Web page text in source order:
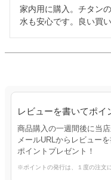
家内用に購入。チタン
水も安心です。良い買い
レビューを書いてポイ
商品購入の一週間後に当
メールURLからレビュー
ポイントプレゼント！
※ポイントの発行は、１度の注文